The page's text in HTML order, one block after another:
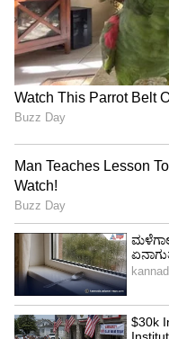
Related Articles
ಬೆಂಗಳೂರು, ಹೈದರಾಬಾದ್
ಮುಂದಾದ ಜಾಗತಿಕ
ಕಾಗ್ನಿಜೆಂಟ್!
ಸಾಫ್ಟ್‌ವೇರ್ ವಿನ್ಯಾಸ,
ಅಧ್ಯಾಯ ಆರಂಭ